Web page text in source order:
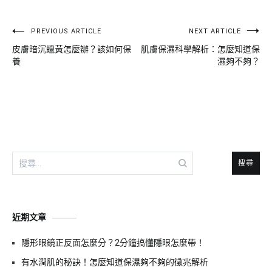
文
章
PREVIOUS ARTICLE
皮膚暗沉蠟黃怎麼辦？該如何保
養
NEXT ARTICLE
肌膚保濕科學解析：怎麼知道保
濕夠不夠？
搜
尋
字:
近期文章
隱形眼鏡正反面怎麼分？2分鐘搞懂隱眼怎麼帶！
有水潤肌的秘訣！怎麼知道保濕夠不夠的徵兆解析